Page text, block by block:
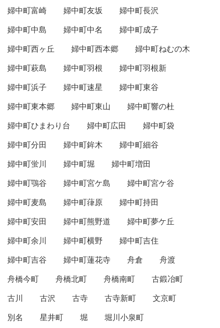
婦中町富崎
婦中町友坂
婦中町長沢
婦中町中島
婦中町中名
婦中町成子
婦中町西ヶ丘
婦中町西本郷
婦中町ねむの木
婦中町萩島
婦中町羽根
婦中町羽根新
婦中町浜子
婦中町速星
婦中町東谷
婦中町東本郷
婦中町東山
婦中町響の杜
婦中町ひまわり台
婦中町広田
婦中町袋
婦中町分田
婦中町鉾木
婦中町細谷
婦中町蛍川
婦中町堀
婦中町増田
婦中町鶚谷
婦中町宮ケ島
婦中町宮ケ谷
婦中町麦島
婦中町葎原
婦中町持田
婦中町安田
婦中町熊野道
婦中町夢ケ丘
婦中町余川
婦中町横野
婦中町吉住
婦中町吉谷
婦中町蓮花寺 舟倉
舟渡
舟橋今町
舟橋北町 舟橋南町
古鍛冶町
古川
古沢 古寺 古寺新町
文京町
別名
星井町 堀
堀川小泉町